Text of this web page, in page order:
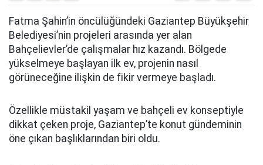
Fatma Şahin’in öncülüğündeki Gaziantep Büyükşehir
Belediyesi’nin projeleri arasında yer alan
Bahçelievler’de çalışmalar hız kazandı. Bölgede
yükselmeye başlayan ilk ev, projenin nasıl
görüneceğine ilişkin de fikir vermeye başladı.
Özellikle müstakil yaşam ve bahçeli ev konseptiyle
dikkat çeken proje, Gaziantep’te konut gündeminin
öne çıkan başlıklarından biri oldu.